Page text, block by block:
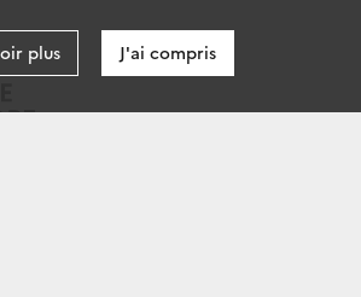
plus J'ai compris